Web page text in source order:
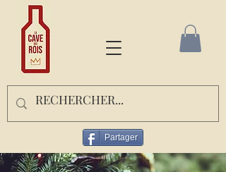
Partager